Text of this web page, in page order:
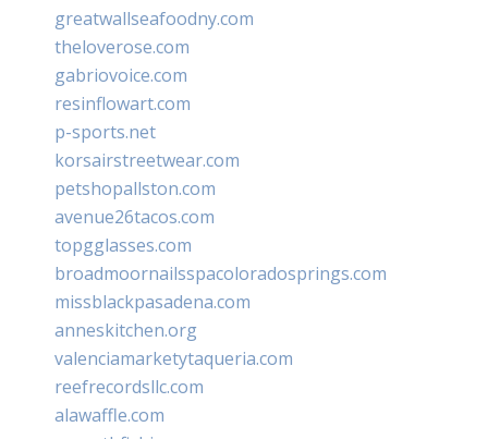
greatwallseafoodny.com
theloverose.com
gabriovoice.com
resinflowart.com
p-sports.net
korsairstreetwear.com
petshopallston.com
avenue26tacos.com
topgglasses.com
broadmoornailsspacoloradosprings.com
missblackpasadena.com
anneskitchen.org
valenciamarketytaqueria.com
reefrecordsllc.com
alawaffle.com